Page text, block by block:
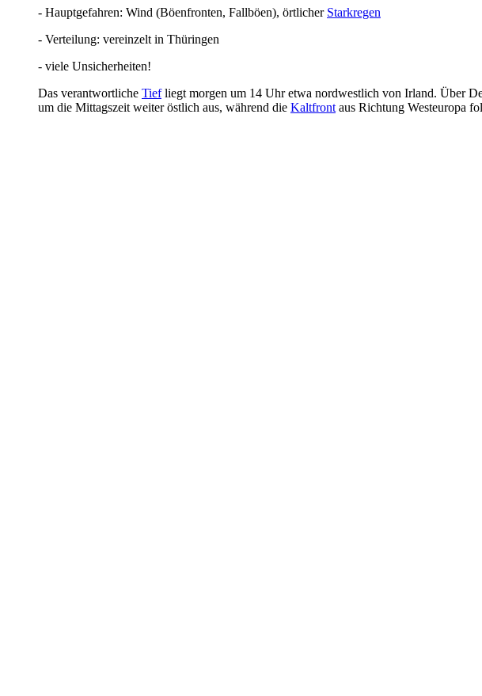
- Hauptgefahren: Wind (Böenfronten, Fallböen), örtlicher Starkregen
- Verteilung: vereinzelt in Thüringen
- viele Unsicherheiten!
Das verantwortliche Tiefliegt morgen um 14 Uhr etwa nordwestlich von Irland. Über
um die Mittagszeit weiter östlich aus, während die Kaltfront aus Richtung Westeuropa